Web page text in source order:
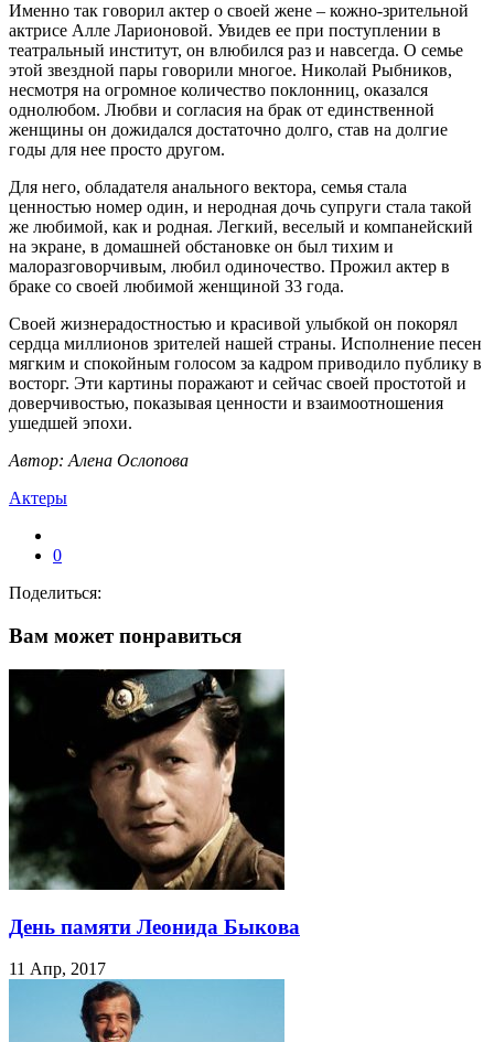
Именно так говорил актер о своей жене – кожно-зрительной
актрисе Алле Ларионовой. Увидев ее при поступлении в
театральный институт, он влюбился раз и навсегда. О семье
этой звездной пары говорили многое. Николай Рыбников,
несмотря на огромное количество поклонниц, оказался
однолюбом. Любви и согласия на брак от единственной
женщины он дожидался достаточно долго, став на долгие
годы для нее просто другом.
Для него, обладателя анального вектора, семья стала
ценностью номер один, и неродная дочь супруги стала такой
же любимой, как и родная. Легкий, веселый и компанейский
на экране, в домашней обстановке он был тихим и
малоразговорчивым, любил одиночество. Прожил актер в
браке со своей любимой женщиной 33 года.
Своей жизнерадостностью и красивой улыбкой он покорял
сердца миллионов зрителей нашей страны. Исполнение песен
мягким и спокойным голосом за кадром приводило публику в
восторг. Эти картины поражают и сейчас своей простотой и
доверчивостью, показывая ценности и взаимоотношения
ушедшей эпохи.
Автор: Алена Ослопова
Актеры
0
Поделиться:
Вам может понравиться
День памяти Леонида Быкова
11 Апр, 2017